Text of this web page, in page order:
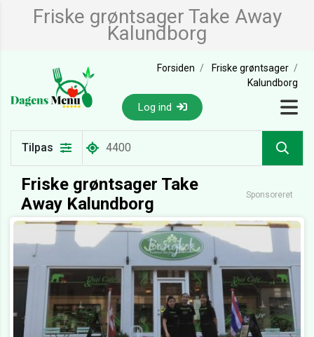
Friske grøntsager Take Away
Kalundborg
Forsiden
Friske grøntsager
Kalundborg
Log ind
Tilpas
Friske grøntsager Take
Away Kalundborg
Sponsoreret